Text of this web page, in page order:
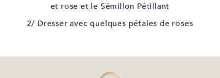
et rose et le Sémillon Pétillant
2/ Dresser avec quelques pétales de roses